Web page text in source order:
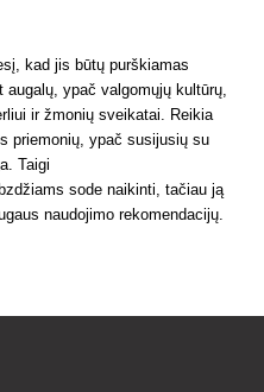
kad jis būtų purškiamas
ypač valgomųjų kultūrų,
ir žmonių sveikatai. Reikia
priemonių, ypač susijusių su
Taigi
sode naikinti, tačiau ją
naudojimo rekomendacijų.